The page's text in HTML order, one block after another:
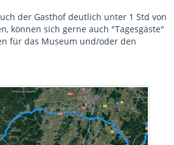
der Gasthof deutlich unter 1 Std von
können sich gerne auch "Tagesgäste"
für das Museum und/oder den